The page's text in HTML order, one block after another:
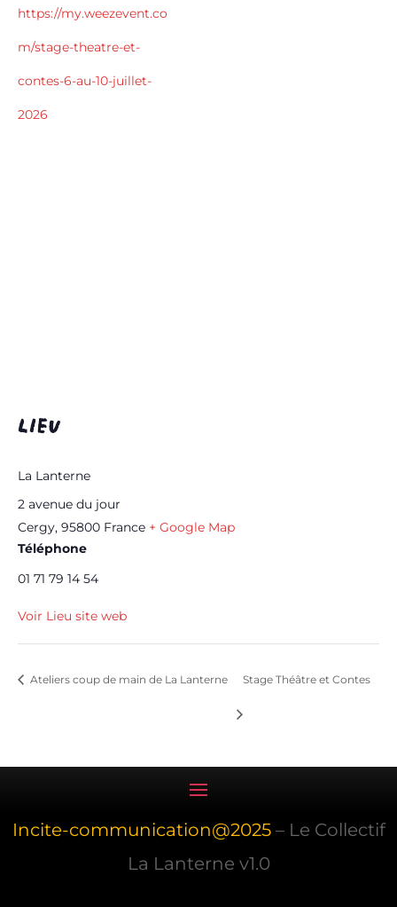
https://my.weezevent.co
m/stage-theatre-et-
contes-6-au-10-juillet-
2026
LIEU
La Lanterne
2 avenue du jour
Cergy, 95800 France + Google Map
Téléphone
01 71 79 14 54
Voir Lieu site web
Ateliers coup de main de La Lanterne Stage Théâtre et Contes
Incite-communication@2025– Le Collectif
La Lanterne v1.0